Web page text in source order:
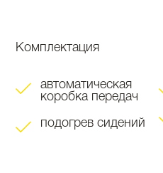
Комплектация
автоматическая
коробка передач
подогрев сидений